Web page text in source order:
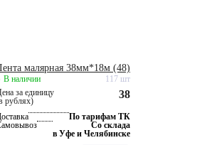
малярная 38мм*18м (48)
В наличии
117 шт
за единицу
рублях)
38
По тарифам ТК
Со склада
в Уфе и Челябинске